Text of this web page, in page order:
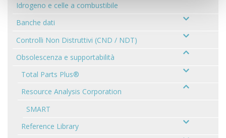
Idrogeno e celle a combustibile
Banche dati
Controlli Non Distruttivi (CND / NDT)
Obsolescenza e supportabilità
Total Parts Plus®
Resource Analysis Corporation
SMART
Reference Library